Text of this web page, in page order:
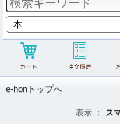
e-honトップへ
表示 ： ス